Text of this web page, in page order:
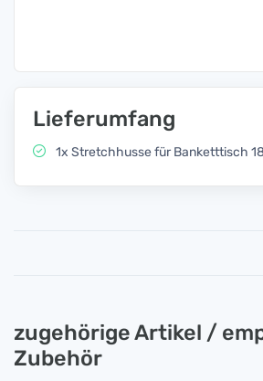
Lieferumfang
1x Stretchhusse für Banketttisch
zugehörige Artikel /
Zubehör